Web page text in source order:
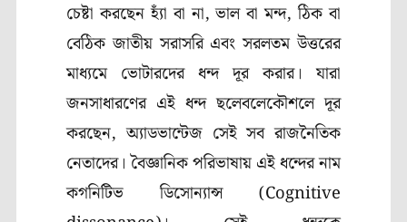
চেষ্টা করছেন হ্যাঁ বা না, ভাল বা মন্দ, ঠিক বা
বেঠিক জাতীয় সরাসরি এবং সরলতম উত্তরের
মাধ্যমে ভোটারদের ধন্দ দূর করার। যারা
জনসাধারণের এই ধন্দ ছলেবলেকৌশলে দূর
করছেন, অ্যাডভান্টেজ সেই সব রাজনৈতিক
নেতাদের। বৈজ্ঞানিক পরিভাষায় এই ধন্দের নাম
কগনিটিভ ডিসোন্যান্স (Cognitive